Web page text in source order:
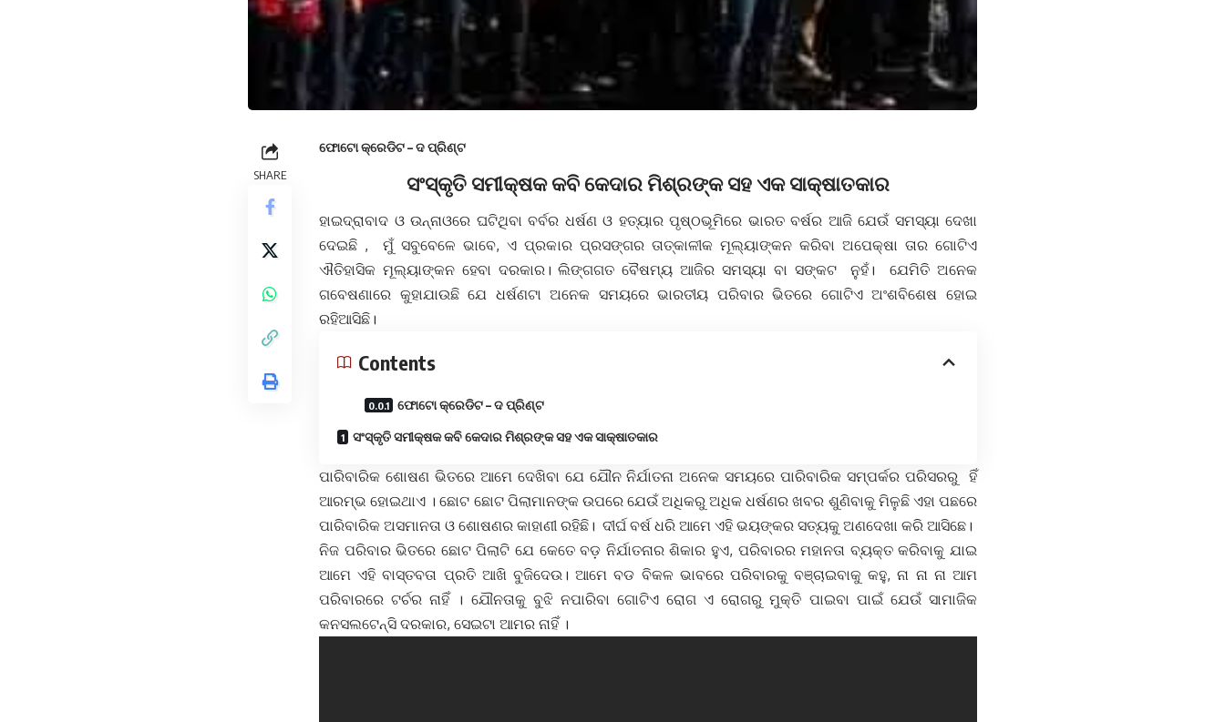
SHARE
ଫୋଟୋ କ୍ରେଡିଟ – ଦ ପ୍ରିଣ୍ଟ
ସଂସ୍କୃତି ସମୀକ୍ଷକ କବି କେଦାର ମିଶ୍ରଙ୍କ ସହ ଏକ ସାକ୍ଷାତକାର
ହାଇଦ୍ରାବାଦ ଓ ଉନ୍ନାଓରେ ଘଟିଥିବା ବର୍ବର ଧର୍ଷଣ ଓ ହତ୍ୟାର ପୃଷ୍ଠଭୂମିରେ ଭାରତ ବର୍ଷର ଆଜି ଯେଉଁ ସମସ୍ୟା ଦେଖା
ଦେଇଛି , ମୁଁ ସବୁବେଳେ ଭାବେ, ଏ ପ୍ରକାର ପ୍ରସଙ୍ଗର ତାତ୍କାଳୀକ ମୂଲ୍ୟାଙ୍କନ କରିବା ଅପେକ୍ଷା ତାର ଗୋଟିଏ
ଐତିହାସିକ ମୂଲ୍ୟାଙ୍କନ ହେବା ଦରକାର। ଲିଙ୍ଗଗତ ବୈଷମ୍ୟ ଆଜିର ସମସ୍ୟା ବା ସଙ୍କଟ ନୁହଁ। ଯେମିତି ଅନେକ
ଗବେଷଣାରେ କୁହାଯାଉଛି ଯେ ଧର୍ଷଣଟା ଅନେକ ସମୟରେ ଭାରତୀୟ ପରିବାର ଭିତରେ ଗୋଟିଏ ଅଂଶବିଶେଷ ହୋଇ
ରହିଆସିଛି।
Contents
ଫୋଟୋ କ୍ରେଡିଟ – ଦ ପ୍ରିଣ୍ଟ
ସଂସ୍କୃତି ସମୀକ୍ଷକ କବି କେଦାର ମିଶ୍ରଙ୍କ ସହ ଏକ ସାକ୍ଷାତକାର
ପାରିବାରିକ ଶୋଷଣ ଭିତରେ ଆମେ ଦେଖିବା ଯେ ଯୌନ ନିର୍ଯାତନା ଅନେକ ସମୟରେ ପାରିବାରିକ ସମ୍ପର୍କର ପରିସରରୁ ହିଁ
ଆରମ୍ଭ ହୋଇଥାଏ । ଛୋଟ ଛୋଟ ପିଲାମାନଙ୍କ ଉପରେ ଯେଉଁ ଅଧିକରୁ ଅଧିକ ଧର୍ଷଣର ଖବର ଶୁଣିବାକୁ ମିଳୁଛି ଏହା ପଛରେ
ପାରିବାରିକ ଅସମାନତା ଓ ଶୋଷଣର କାହାଣୀ ରହିଛି। ଦୀର୍ଘ ବର୍ଷ ଧରି ଆମେ ଏହି ଭୟଙ୍କର ସତ୍ୟକୁ ଅଣଦେଖା କରି ଆସିଛେ।
ନିଜ ପରିବାର ଭିତରେ ଛୋଟ ପିଲାଟି ଯେ କେତେ ବଡ଼ ନିର୍ଯାତନାର ଶିକାର ହୁଏ, ପରିବାରର ମହାନତା ବ୍ୟକ୍ତ କରିବାକୁ ଯାଇ
ଆମେ ଏହି ବାସ୍ତବତା ପ୍ରତି ଆଖି ବୁଜିଦେଉ। ଆମେ ବଡ ବିକଳ ଭାବରେ ପରିବାରକୁ ବଞ୍ଚାଇବାକୁ କହୁ, ନା ନା ନା ଆମ
ପରିବାରରେ ଟର୍ଚର ନାହିଁ । ଯୌନତାକୁ ବୁଝି ନପାରିବା ଗୋଟିଏ ରୋଗ ଏ ରୋଗରୁ ମୁକ୍ତି ପାଇବା ପାଇଁ ଯେଉଁ ସାମାଜିକ
କନସଲଟେନ୍ସି ଦରକାର, ସେଇଟା ଆମର ନାହିଁ ।